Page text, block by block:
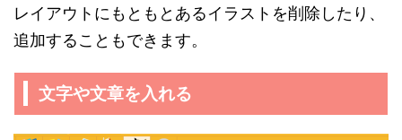
レイアウトにもともとあるイラストを削除したり、
追加することもできます。
文字や文章を入れる